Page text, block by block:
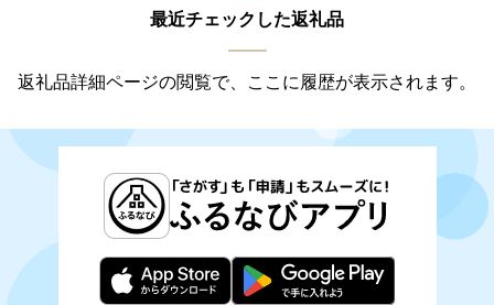
最近チェックした返礼品
返礼品詳細ページの閲覧で、ここに履歴が表示されます。